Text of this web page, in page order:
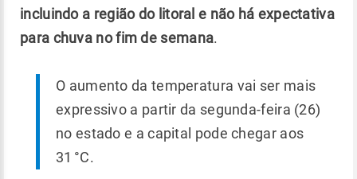
incluindo a região do litoral e não há expectativa
para chuva no fim de semana.
O aumento da temperatura vai ser mais
expressivo a partir da segunda-feira (26)
no estado e a capital pode chegar aos
31 °C.